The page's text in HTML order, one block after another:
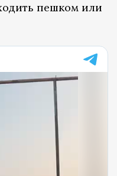
пешком или